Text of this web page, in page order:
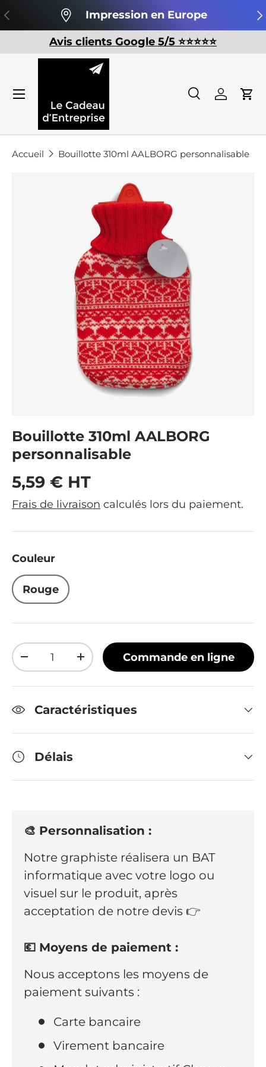
Aller au contenu
Précédent Impression en Europe
Avis clients Google 5/5 ⭐️⭐️⭐️⭐️⭐️
Recherche
Recherche
Se
Accueil Bouillotte 310ml AALBORG personnalisable
Passer aux informations produits
Bouillotte 310ml AALBORG
personnalisable
Prix habituel
5,59 € HT
Frais de livraison calculés lors du paiement.
Couleur
Rouge
Qté
Diminuer la quantité
Augmenter la quantité
Commande en ligne
Caractéristiques
Délais
🎨 Personnalisation :
Notre graphiste réalisera un BAT
informatique avec votre logo ou
visuel sur le produit, après
acceptation de notre devis 👉
💶 Moyens de paiement :
Nous acceptons les moyens de
paiement suivants :
Carte bancaire
Virement bancaire